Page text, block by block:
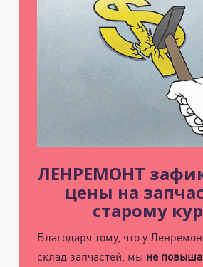
ЛЕНРЕМОНТ
цены на
старому
Благодаря тому, что у
склад запчастей, мы не